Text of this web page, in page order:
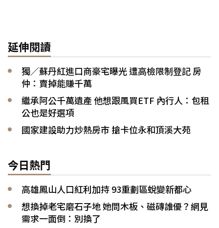
延伸閱讀
獨／蘇丹紅進口商豪宅曝光 遭高檢限制登記 房
仲：賣掉能賺千萬
繼承阿公千萬遺產 他想跟風買ETF 內行人：包租
公也是好選項
國家建設助力炒熱房市 搶卡位永和頂溪大苑
今日熱門
高雄鳳山人口紅利加持 93重劃區蛻變新都心
想換掉老宅磨石子地 她問木板、磁磚誰優？網見
需求一面倒：別換了